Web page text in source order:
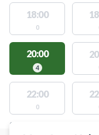
18:00
0
20:00
4
22:00
0
STEDER MED LEDIGE